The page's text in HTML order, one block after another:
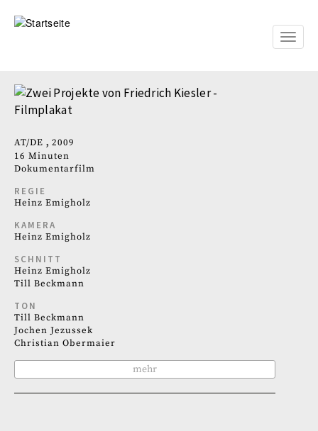
zum
Toggle
AT DE
2009
16 Minuten
Dokumentarfilm
REGIE
Heinz Emigholz
KAMERA
Heinz Emigholz
SCHNITT
Heinz Emigholz
Till Beckmann
TON
Till Beckmann
Jochen Jezussek
Christian Obermaier
mehr